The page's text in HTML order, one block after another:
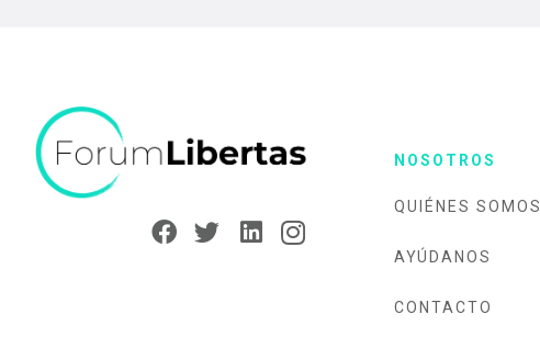
NOSOTROS
QUIÉNES SOMOS
AYÚDANOS
CONTACTO